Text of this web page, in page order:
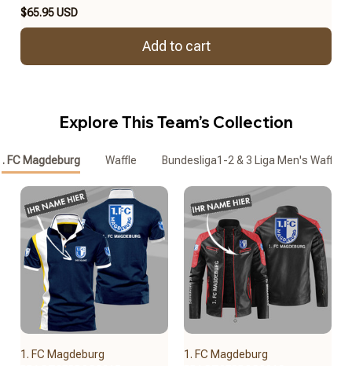
$65.95 USD
Add to cart
Explore This Team’s Collection
FC Magdeburg Waffle Bundesliga1-2 & 3 Liga Men's Waffle
1. FC Magdeburg
1. FC Magdeburg